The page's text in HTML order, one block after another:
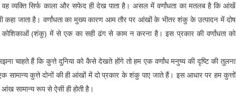
वह व्यक्ति सिर्फ काला और सफेद ही देख पाता है। असल में वर्णांधता का मतलब है कि आंखें
कहा जाता है। वर्णांधता का मुख्य कारण आम तौर पर आंखों के भीतर शंकु के उत्पादन में दोष
कोशिकाओं (शंकु) में से एक का सही ढंग से काम न करना है। इस प्रकार की वर्णांधता को
चाहते हैं कि कुत्ते दुनिया को कैसे देखते होंगे तो हम एक वर्णांध मनुष्य की दृष्टि की तुलना
कुत्ते दोनों की ही आंखों में दो प्रकार के शंकु पाए जाते हैं। इस आधार पर हम कुत्तों
सामान्य रूप से ऐसी ही होती है।